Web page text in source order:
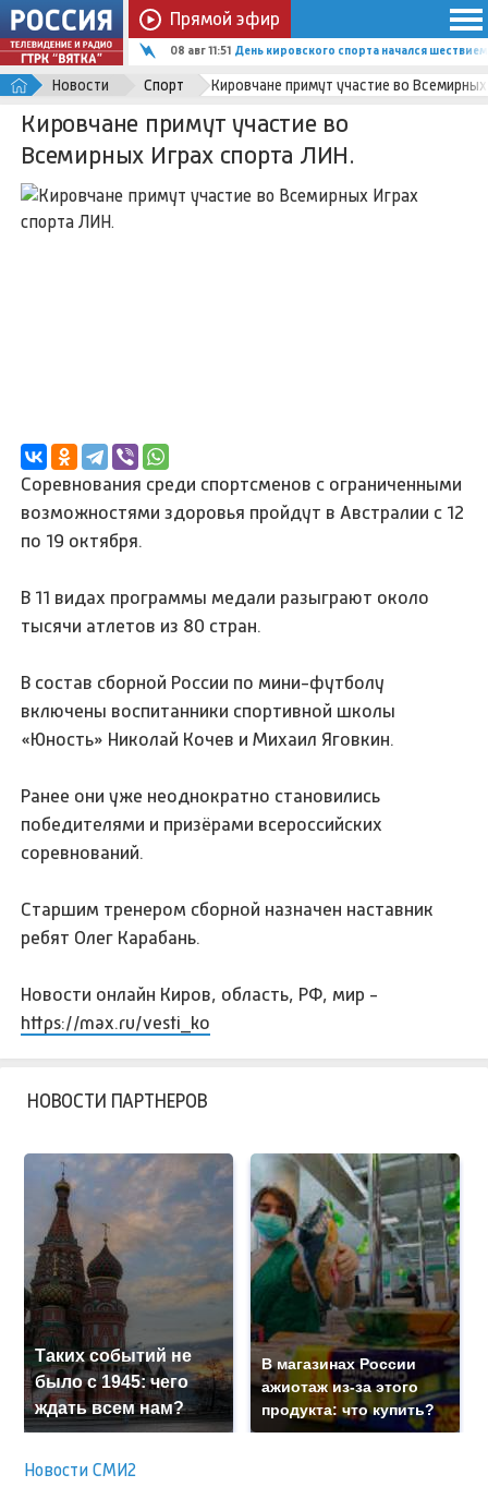
Прямой эфир
08 авг 11:51 День кировского спорта начался шествием
Новости Спорт Кировчане примут участие во
Кировчане примут участие во
Всемирных Играх спорта ЛИН.
Соревнования среди спортсменов с ограниченными
возможностями здоровья пройдут в Австралии с 12
по 19 октября.
В 11 видах программы медали разыграют около
тысячи атлетов из 80 стран.
В состав сборной России по мини-футболу
включены воспитанники спортивной школы
«Юность» Николай Кочев и Михаил Яговкин.
Ранее они уже неоднократно становились
победителями и призёрами всероссийских
соревнований.
Старшим тренером сборной назначен наставник
ребят Олег Карабань.
Новости онлайн Киров, область, РФ, мир -
https://max.ru/vesti_ko
НОВОСТИ ПАРТНЕРОВ
Таких событий не
было с 1945: чего
ждать всем нам?
В магазинах России
ажиотаж из-за этого
продукта: что купить?
Новости СМИ2